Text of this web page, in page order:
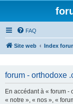
FAQ
Site web Index
forum - orthodoxe
En accédant à « forum
« notre », « nos », «